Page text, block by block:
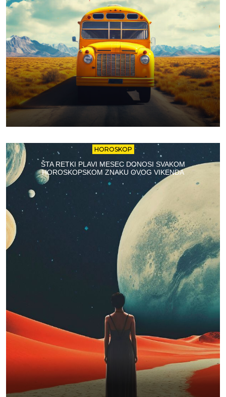
HOROSKOP
ŠTA RETKI PLAVI MESEC DONOSI SVAKOM
HOROSKOPSKOM ZNAKU OVOG VIKENDA